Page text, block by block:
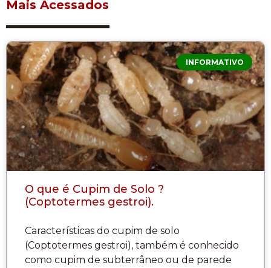
Mais Acessados
INFORMATIVO
O que é Cupim de Solo ?
(Coptotermes gestroi).
Características do cupim de solo
(Coptotermes gestroi), também é conhecido
como cupim de subterrâneo ou de parede